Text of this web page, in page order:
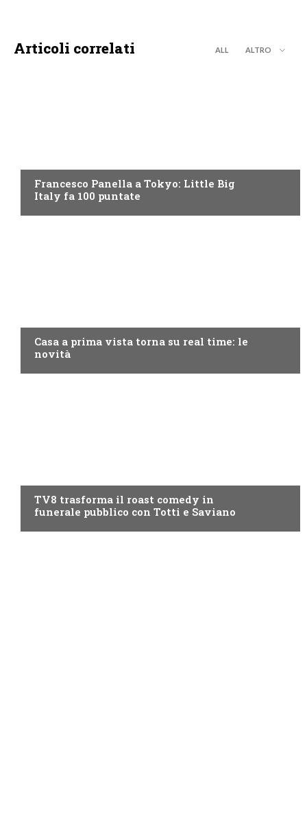
Articoli correlati ALL ALTRO
Francesco Panella a Tokyo: Little Big
Italy fa 100 puntate
Casa a prima vista torna su real time: le
novità
TV8 trasforma il roast comedy in
funerale pubblico con Totti e Saviano